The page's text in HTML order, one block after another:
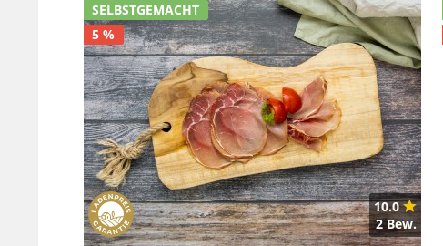
SELBSTGEMACHT
5 %
10.0
2 Bew.